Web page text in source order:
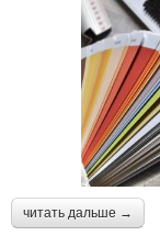
читать дальше →